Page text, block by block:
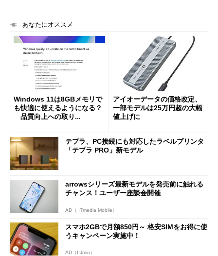
あなたにオススメ
Windows 11は8GBメモリで
も快適に使えるようになる？
品質向上への取り...
アイオーデータの価格改定、
一部モデルは25万円超の大幅
値上げに
テプラ、PC接続にも対応したラベルプリンタ
「テプラ PRO」新モデル
arrowsシリーズ最新モデルを発売前に触れる
チャンス！ユーザー座談会開催
AD（ ITmedia Mobile）
スマホ2GBで月額850円～ 格安SIMをお得に使
うキャンペーン実施中！
AD（IIJmio）